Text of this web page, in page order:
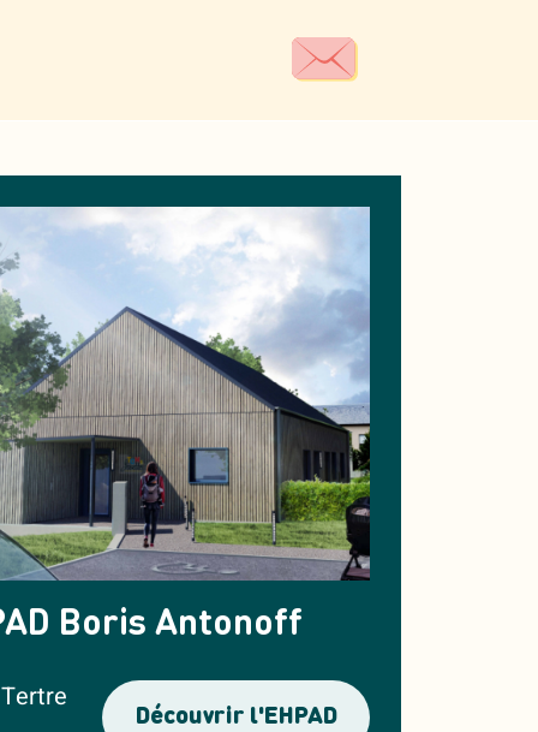
Boris Antonoff
Découvrir l'EHPAD